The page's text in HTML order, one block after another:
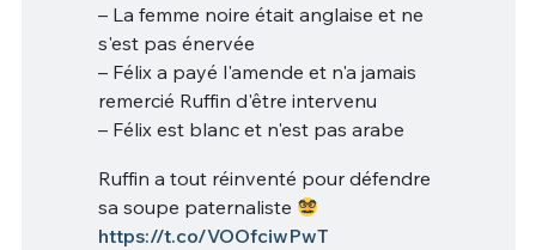
– La femme noire était anglaise et ne
s'est pas énervée
– Félix a payé l'amende et n'a jamais
remercié Ruffin d'être intervenu
– Félix est blanc et n'est pas arabe
Ruffin a tout réinventé pour défendre
sa soupe paternaliste
https://t.co/VOOfciwPwT